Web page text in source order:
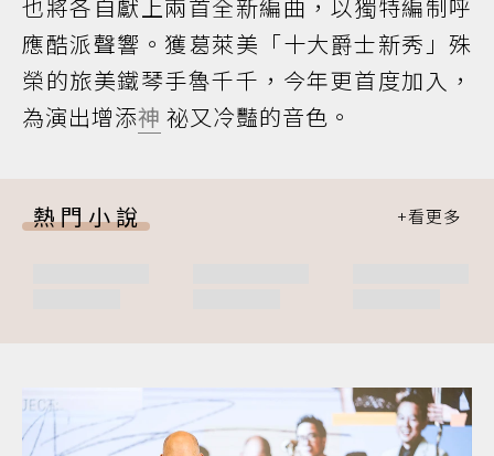
也將各自獻上兩首全新編曲，以獨特編制呼
應酷派聲響。獲葛萊美「十大爵士新秀」殊
榮的旅美鐵琴手魯千千，今年更首度加入，
為演出增添神 祕又冷豔的音色。
熱門小說